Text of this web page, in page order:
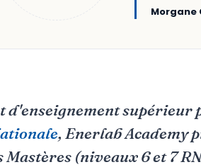
Morgane
d'enseignement supérieur
, Enerlab Academy
Mastères (niveaux 6 et 7